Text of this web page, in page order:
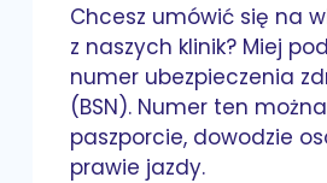
Chcesz umówić się na
z naszych klinik? Miej
numer ubezpieczenia
(BSN). Numer ten
paszporcie, dowodzie
prawie jazdy.